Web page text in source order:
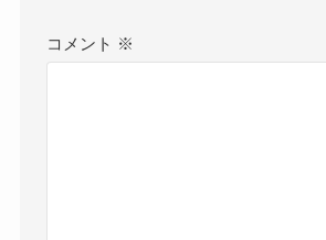
コメント ※